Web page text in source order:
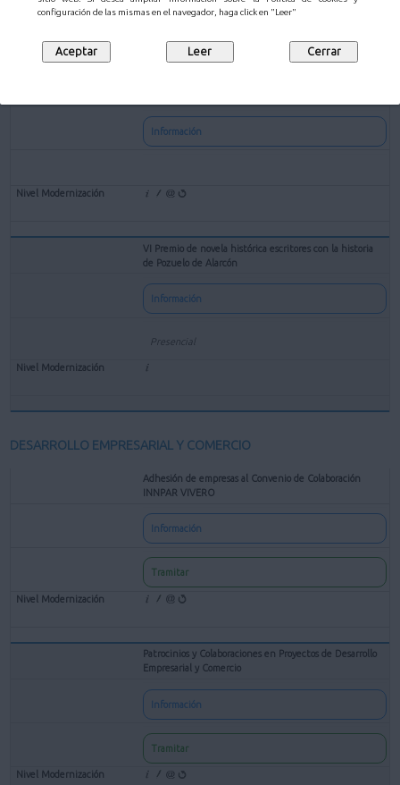
configuración de las mismas en el navegador, haga click en "Leer"
Información
VI Premio de novela histórica escritores con la historia
de Pozuelo de Alarcón
Información
Presencial
DESARROLLO EMPRESARIAL Y COMERCIO
Adhesión de empresas al Convenio de Colaboración
INNPAR VIVERO
Información
Tramitar
Patrocinios y Colaboraciones en Proyectos de Desarrollo
Empresarial y Comercio
Información
Tramitar